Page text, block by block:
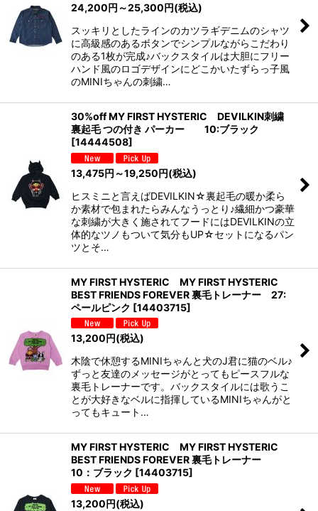
24,200円 ～25,300円(税込)
スッキリとしたラインのカツラギデニムのシャツ
に高級感のあるボタンでシンプルながらこだわり
のある1枚が完成♪バックスタイルは大胆にフリー
ハンド風のロゴデザインにどこかいたずらっ子風
のMINIちゃんの刺繍…
30%off MY FIRST HYSTERIC DEVILKIN刺繍
裏起毛 つの付き パーカー 10:ブラック
[14444508]
13,475円 ～19,250円(税込)
ヒスミニと言えばDEVILKIN☆裏起毛の暖か柔ら
か素材で包まれたらみんなうっとり♪繊細かつ豪華
な刺繍が大きく施されてフードにはDEVILKINの立
体的なツノもついて気分もUP☆セットになるパン
ツとそ…
MY FIRST HYSTERIC MY FIRST HYSTERIC
BEST FRIENDS FOREVER 裏毛トレーナー 27:
ペールピンク [14403715]
13,200円(税込)
木陰で休憩するMINIちゃんと犬のJ君に猫のベル♪
ずっと友達のメッセージがとってもピースフルな
裏毛トレーナーです。バックスタイルには歌うこ
とが大好きなベルに指揮しているMINIちゃんがと
ってもキュート…
MY FIRST HYSTERIC MY FIRST HYSTERIC
BEST FRIENDS FOREVER 裏毛トレーナー
10：ブラック [14403715]
13,200円(税込)